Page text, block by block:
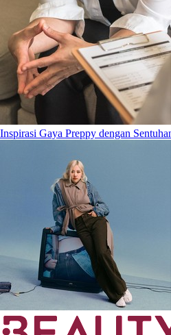
Inspirasi Gaya Preppy dengan